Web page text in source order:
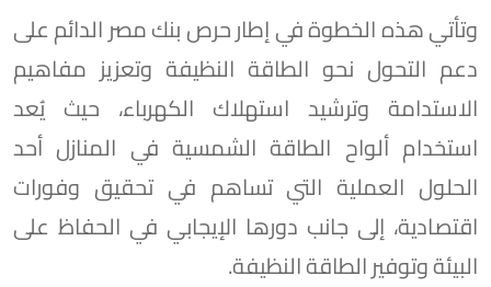
وتأتي هذه الخطوة في إطار حرص بنك مصر الدائم على
دعم التحول نحو الطاقة النظيفة وتعزيز مفاهيم
الاستدامة وترشيد استهلاك الكهرباء، حيث يُعد
استخدام ألواح الطاقة الشمسية في المنازل أحد
الحلول العملية التي تساهم في تحقيق وفورات
اقتصادية، إلى جانب دورها الإيجابي في الحفاظ على
البيئة وتوفير الطاقة النظيفة.